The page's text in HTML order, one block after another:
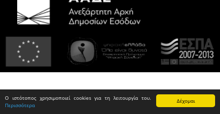
Δέχομαι
Ο ιστότοπος χρησιμοποιεί cookies για τη λειτουργία του.
Περισσότερα